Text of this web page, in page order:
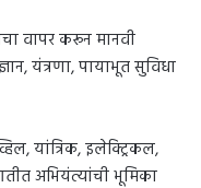
वापर करून मानवी
यंत्रणा, पायाभूत सुविधा
यांत्रिक, इलेक्ट्रिकल,
अभियंत्यांची भूमिका